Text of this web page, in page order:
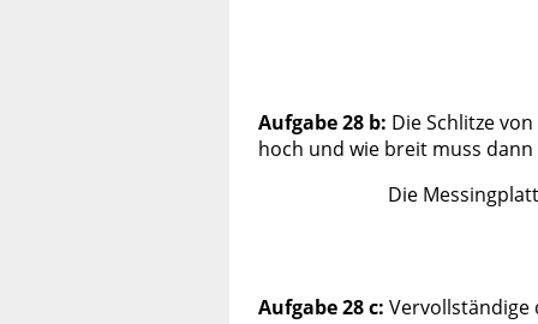
Aufgabe 28 b: Die Schlitze
hoch und wie breit muss
Die
Aufgabe 28 c: Vervollständige